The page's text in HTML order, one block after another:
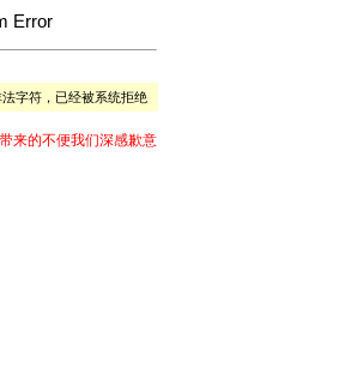
Error
字符，已经被系统拒绝
来的不便我们深感歉意